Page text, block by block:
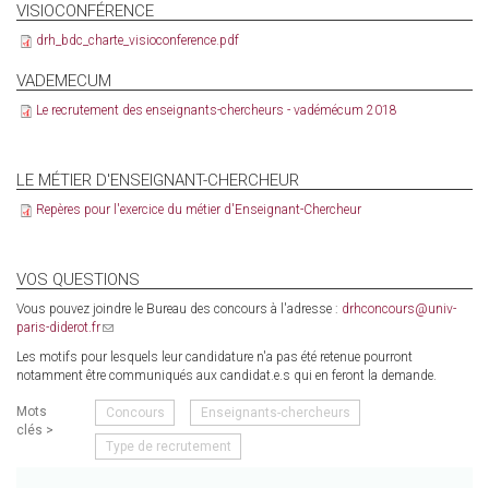
VISIOCONFÉRENCE
drh_bdc_charte_visioconference.pdf
VADEMECUM
Le recrutement des enseignants-chercheurs - vadémécum 2018
LE MÉTIER D'ENSEIGNANT-CHERCHEUR
Repères pour l'exercice du métier d'Enseignant-Chercheur
VOS QUESTIONS
Vous pouvez joindre le Bureau des concours à l'adresse : drhconcours@univ-
paris-diderot.fr(link
e-
mail)
Les motifs pour lesquels leur candidature n'a pas été retenue pourront
notamment être communiqués aux candidat.e.s qui en feront la demande.
Mots
clés >
Concours Enseignants-chercheurs
Type de recrutement